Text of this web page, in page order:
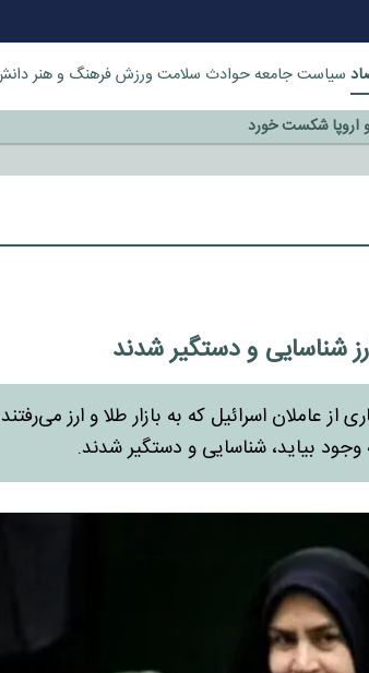
سیاستجامعهحوادث سلامت ورزشفرهنگ و هنر
و اروپا شکست خورد
شناسایی و دستگیر شدند
اسرائیل که به بازار طلا و ارز
بیاید، شناسایی و دستگیر شدند.